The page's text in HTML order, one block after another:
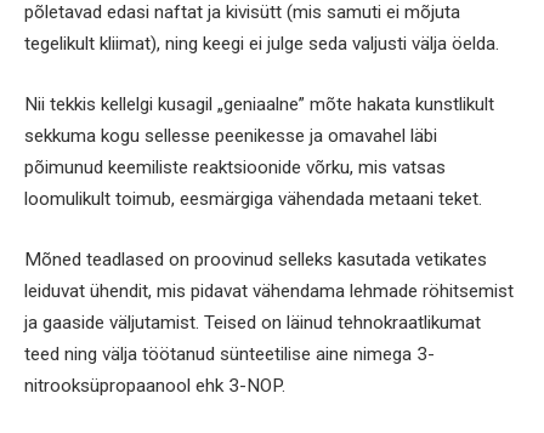
põletavad edasi naftat ja kivisütt (mis samuti ei mõjuta
tegelikult kliimat), ning keegi ei julge seda valjusti välja öelda.
Nii tekkis kellelgi kusagil „geniaalne” mõte hakata kunstlikult
sekkuma kogu sellesse peenikesse ja omavahel läbi
põimunud keemiliste reaktsioonide võrku, mis vatsas
loomulikult toimub, eesmärgiga vähendada metaani teket.
Mõned teadlased on proovinud selleks kasutada vetikates
leiduvat ühendit, mis pidavat vähendama lehmade röhitsemist
ja gaaside väljutamist. Teised on läinud tehnokraatlikumat
teed ning välja töötanud sünteetilise aine nimega 3-
nitrooksüpropaanool ehk 3-NOP.